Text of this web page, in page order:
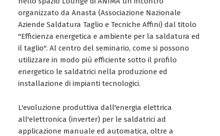
organizzato da Anasta (Associazione Nazionale
Aziende Saldatura Taglio e Tecniche Affini) dal titolo
"Efficienza energetica e ambiente per la saldatura ed
il taglio". Al centro del seminario, come si possono
utilizzare in modo più efficiente sotto il profilo
energetico le saldatrici nella produzione ed
installazione di impianti tecnologici.
L'evoluzione produttiva dall'energia elettrica
all'elettronica (inverter) per le saldatrici ad
applicazione manuale ed automatica, oltre a